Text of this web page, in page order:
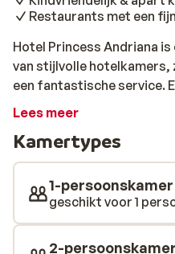
Restaurants met een
Hotel Princess Andriana
van stijlvolle
een fantastische service.
leuke bars en restaurants
een heerlijke vakantie op
is perfect voor zowel
hotel heeft veel te bieden.
landschap en het uitzicht
een paar stappen sta je al
uitnodigend tegemoet. Je
Lees meer
Kamertypes
1-
geschikt voor 1
2-